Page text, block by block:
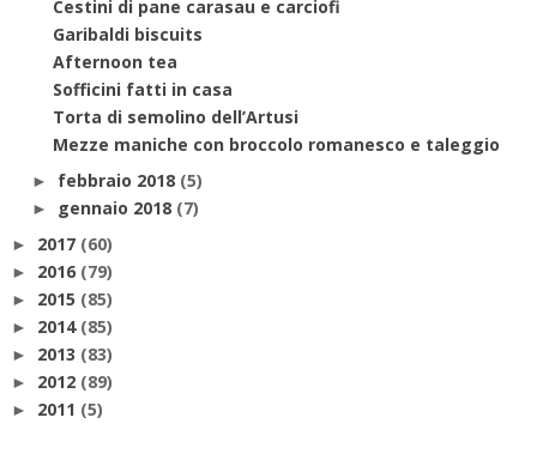
Cestini di pane carasau e carciofi
Garibaldi biscuits
Afternoon tea
Sofficini fatti in casa
Torta di semolino dell’Artusi
Mezze maniche con broccolo romanesco e taleggio
► febbraio 2018 (5)
► gennaio 2018 (7)
► 2017 (60)
► 2016 (79)
► 2015 (85)
► 2014 (85)
► 2013 (83)
► 2012 (89)
► 2011 (5)